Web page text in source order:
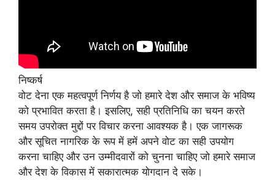
निष्कर्ष
वोट देना एक महत्वपूर्ण निर्णय है जो हमारे देश और समाज के भविष्य
को प्रभावित करता है। इसलिए, सही प्रतिनिधि का चयन करते
समय उपरोक्त मुद्दों पर विचार करना आवश्यक है। एक जागरूक
और सूचित नागरिक के रूप में हमें अपने वोट का सही उपयोग
करना चाहिए और उन उम्मीदवारों को चुनना चाहिए जो हमारे समाज
और देश के विकास में सकारात्मक योगदान दे सके।